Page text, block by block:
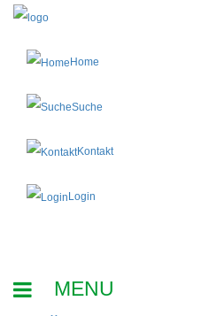
Home
Suche
Kontakt
Login